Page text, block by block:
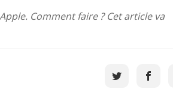
Comment faire ? Cet article va